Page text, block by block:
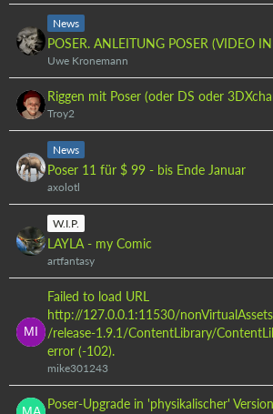
News
POSER. ANLEITUNG POSER (VIDEO
Uwe Kronemann
Riggen mit Poser (oder DS oder
Troy2
News
Poser 11 für $ 99 - bis Ende Januar
axolotl
W.I.P.
LAYLA - my Comic
artfantasy
Failed to load URL
http://127.0.0.1:11530/
/release-1.9.1/ContentLibrary/
error (-102).
mike301243
Poser-Upgrade in 'physikalischer'